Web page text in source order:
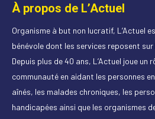
À propos de L’Actuel
Organisme à but non lucratif, L’Actuel
bénévole dont les services reposent
Depuis plus de 40 ans, L’Actuel joue un
communauté en aidant les personnes
aînés, les malades chroniques, les
handicapées ainsi que les organismes